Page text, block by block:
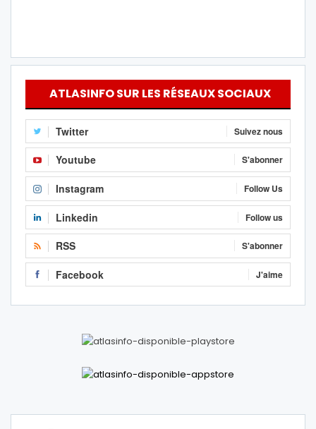
ATLASINFO SUR LES RÉSEAUX SOCIAUX
Twitter Suivez nous
Youtube S'abonner
Instagram Follow Us
Linkedin Follow us
RSS S'abonner
Facebook J'aime